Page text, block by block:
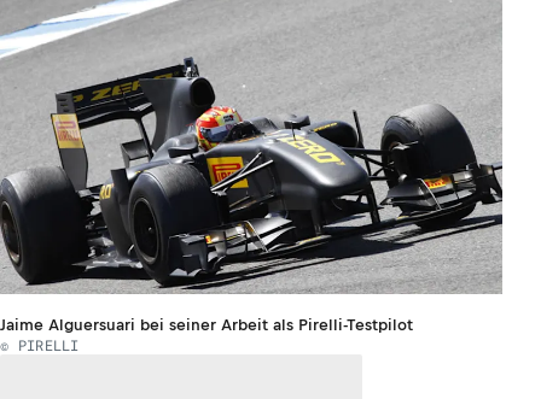
Jaime Alguersuari bei seiner Arbeit als Pirelli-Testpilot
© PIRELLI